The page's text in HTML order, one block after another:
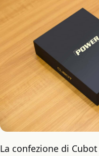
La confezione di